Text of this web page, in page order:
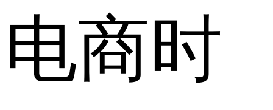
电商时